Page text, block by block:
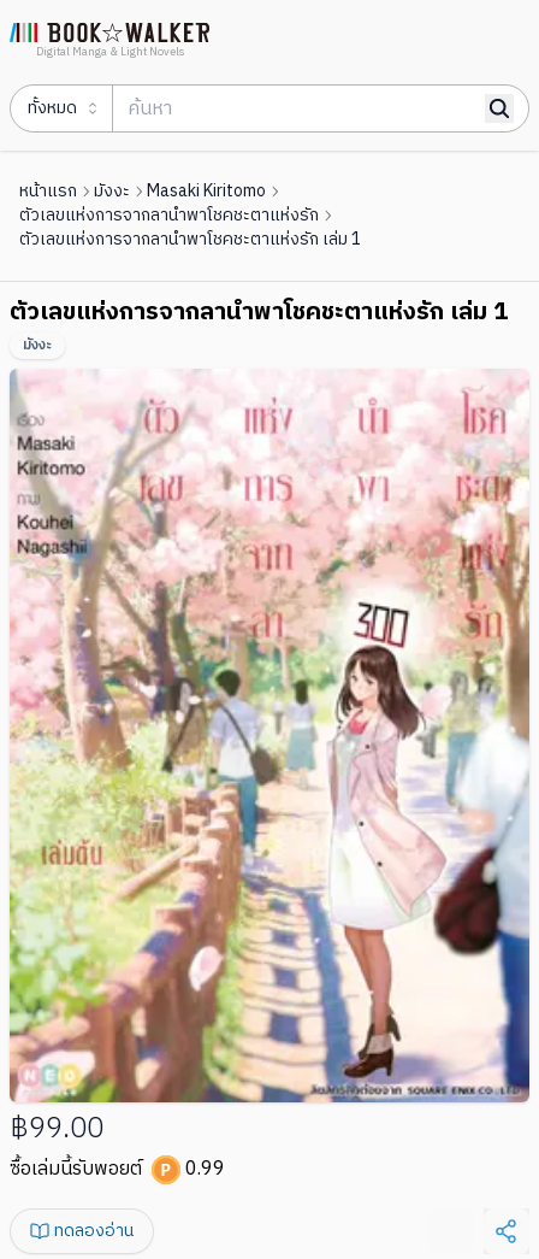
Digital Manga & Light Novels
ทั้งหมด
หน้าแรก มังงะ
Masaki Kiritomo
ตัวเลขแห่งการจากลานำพาโชคชะตาแห่งรัก
ตัวเลขแห่งการจากลานำพาโชคชะตาแห่งรัก เล่ม 1
ตัวเลขแห่งการจากลานำพาโชคชะตาแห่งรัก เล่ม 1
มังงะ
฿99.00
ซื้อเล่มนี้รับพอยต์ 0.99
ทดลองอ่าน